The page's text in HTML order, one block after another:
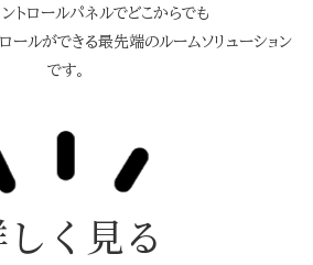
ントロールパネルでどこからでも
ロールができる最先端のルームソリューション
です。
く見る